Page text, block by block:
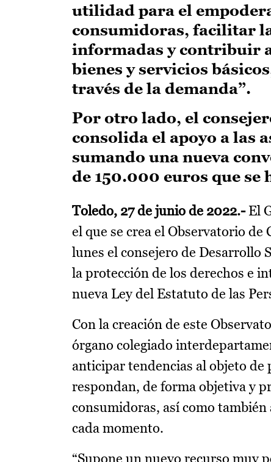
utilidad para el
consumidoras, facilitar
informadas y contribuir
bienes y servicios
través de la demanda”.
Por otro lado, el
consolida el apoyo a las
sumando una nueva
de 150.000 euros que se
Toledo, 27 de junio de 2022.-El
el que se crea el Observatorio
lunes el consejero de Desarrollo
la protección de los derechos e
nueva Ley del Estatuto de las
Con la creación de este
órgano colegiado
anticipar tendencias al objeto de
respondan, de forma objetiva y
consumidoras, así como
cada momento.
“Supone un nuevo recurso muy